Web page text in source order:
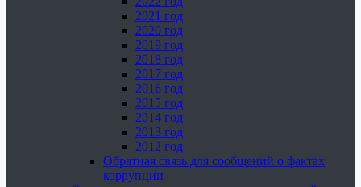
2021 год
2020 год
2019 год
2018 год
2017 год
2016 год
2015 год
2014 год
2013 год
2012 год
Обратная связь для сообщений о фактах
коррупции